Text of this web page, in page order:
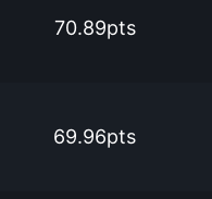
70.89pts
69.96pts